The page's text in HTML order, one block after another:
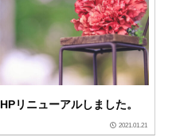
HPリニューアルしました。
2021.01.21